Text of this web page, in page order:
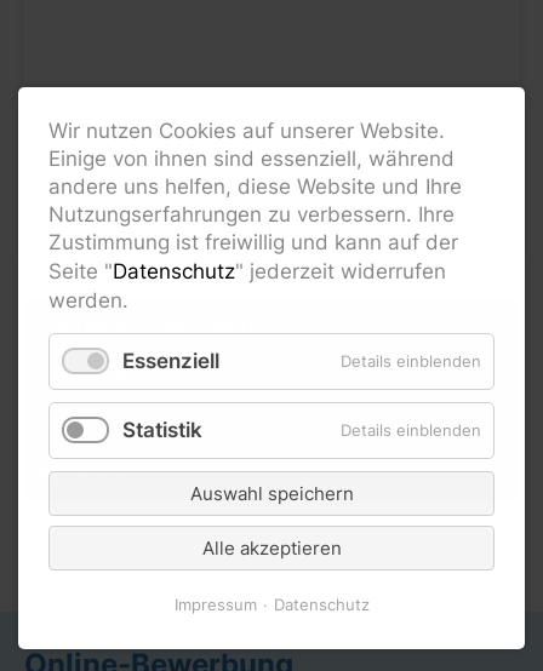
Dein Profil
Deine Aufgaben
Wir bieten
Wir nutzen Cookies auf unserer Website.
Einige von ihnen sind essenziell, während
andere uns helfen, diese Website und Ihre
Nutzungserfahrungen zu verbessern. Ihre
Zustimmung ist freiwillig und kann auf der
Seite "Datenschutz" jederzeit widerrufen
werden.
Essenziell Details einblenden
Statistik Details einblenden
Auswahl speichern
Alle akzeptieren
Impressum Datenschutz